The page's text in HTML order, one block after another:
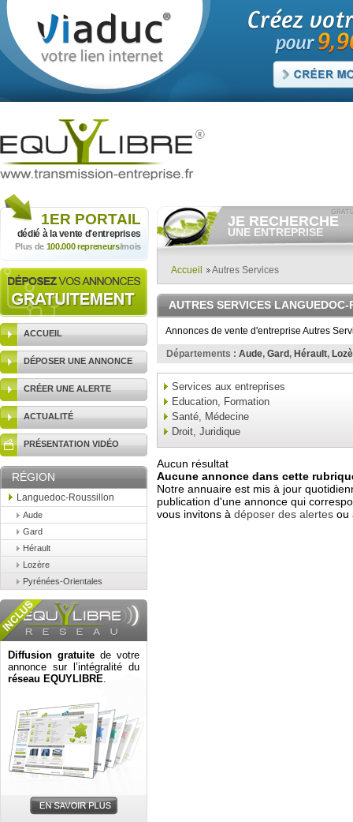
1ER PORTAIL
dédié à la vente d'entreprises
Plus de 100.000 repreneurs/mois
ACCUEIL
DÉPOSER UNE ANNONCE
CRÉER UNE ALERTE
ACTUALITÉ
PRÉSENTATION VIDÉO
RÉGION
Languedoc-Roussillon
Aude
Gard
Hérault
Lozère
Pyrénées-Orientales
Diffusion gratuite de votre
annonce sur l’intégralité du
réseau EQUYLIBRE.
JE RECHERCHE
UNE ENTREPRISE
Consulter gratuitementles
vendre.
Et/ou déposer
votre recherche d'entreprise.
RECHERCHER UNE
ANNONCE
Accueil Autres Services
AUTRES SERVICES
Annonces de vente d'entreprise Autres
Départements : Aude, Gard , Hérault,
Services aux entreprises
Education, Formation
Santé, Médecine
Droit, Juridique
Aucun résultat
Aucune annonce dans cette
Notre annuaire est mis à jour
publication d'une annonce qui
vous invitons à déposer des alertes ou